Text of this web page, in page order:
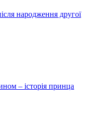
народження другої
– історія принца